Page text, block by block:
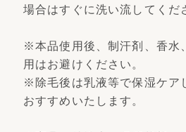
場合はすぐに洗い流してくだ
※本品使用後、制汗剤、香水
用はお避けください。
※除毛後は乳液等で保湿ケア
おすすめいたします。